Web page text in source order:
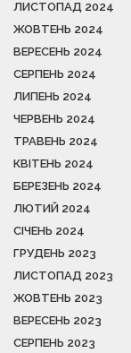
ЛИСТОПАД 2024
ЖОВТЕНЬ 2024
ВЕРЕСЕНЬ 2024
СЕРПЕНЬ 2024
ЛИПЕНЬ 2024
ЧЕРВЕНЬ 2024
ТРАВЕНЬ 2024
КВІТЕНЬ 2024
БЕРЕЗЕНЬ 2024
ЛЮТИЙ 2024
СІЧЕНЬ 2024
ГРУДЕНЬ 2023
ЛИСТОПАД 2023
ЖОВТЕНЬ 2023
ВЕРЕСЕНЬ 2023
СЕРПЕНЬ 2023